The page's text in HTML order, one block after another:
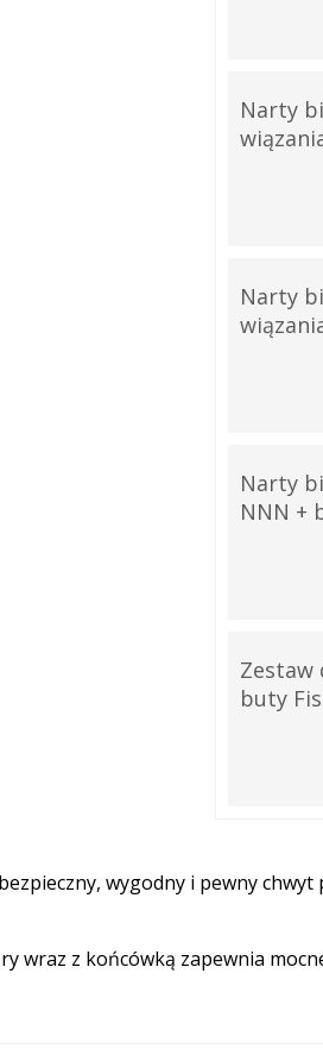
Narty
Narty
Narty
NNN +
Zestaw
buty
wygodny i pewny
wraz z końcówką zapewnia